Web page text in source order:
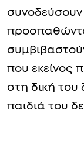
συνοδεύσουν
που εκείνος
στη δική
παιδιά του